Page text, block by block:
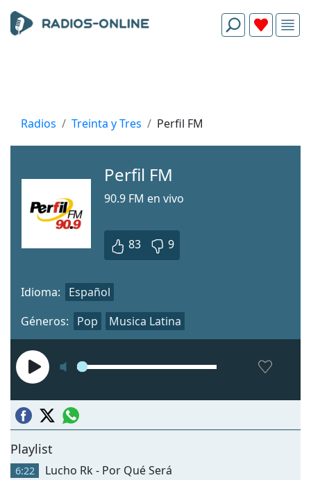
Radios Treinta y Tres Perfil FM
Perfil FM
90.9 FM en vivo
83 9
Géneros: Pop Musica Latina
Idioma: Español
Playlist
6:22 Lucho Rk - Por Qué Será